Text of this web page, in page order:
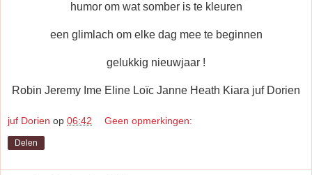
humor om wat somber is te kleuren
een glimlach om elke dag mee te beginnen
gelukkig nieuwjaar !
Robin Jeremy Ime Eline Loïc Janne Heath Kiara juf Dorien
juf Dorien op 06:42 Geen opmerkingen:
Delen